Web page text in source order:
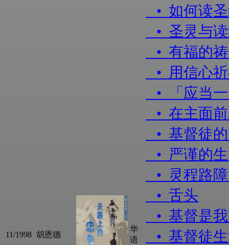
11/1998 胡恩德
华
语
• 如何读
• 圣灵与
• 有福的
• 用信心
• 「应当
• 在主面
• 基督徒
• 严谨的
• 灵程路
• 舌头
• 基督是
• 基督徒